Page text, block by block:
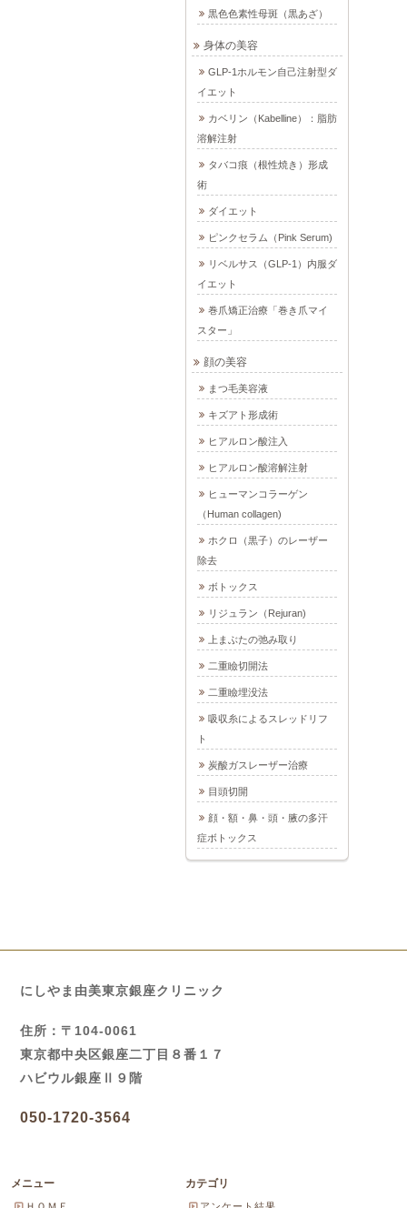
黒色色素性母斑（黒あざ）
身体の美容
GLP-1ホルモン自己注射型ダ
イエット
カベリン（Kabelline）：脂肪
溶解注射
タバコ痕（根性焼き）形成
術
ダイエット
ピンクセラム（Pink Serum)
リベルサス（GLP-1）内服ダ
イエット
巻爪矯正治療「巻き爪マイ
スター」
顔の美容
まつ毛美容液
キズアト形成術
ヒアルロン酸注入
ヒアルロン酸溶解注射
ヒューマンコラーゲン
（Human collagen)
ホクロ（黒子）のレーザー
除去
ボトックス
リジュラン（Rejuran)
上まぶたの弛み取り
二重瞼切開法
二重瞼埋没法
吸収糸によるスレッドリフ
ト
炭酸ガスレーザー治療
目頭切開
顔・額・鼻・頭・腋の多汗
症ボトックス
にしやま由美東京銀座クリニック
住所：〒104-0061
東京都中央区銀座二丁目８番１７
ハビウル銀座Ⅱ９階
050-1720-3564
メニュー
ＨＯＭＥ
カテゴリ
アンケート結果